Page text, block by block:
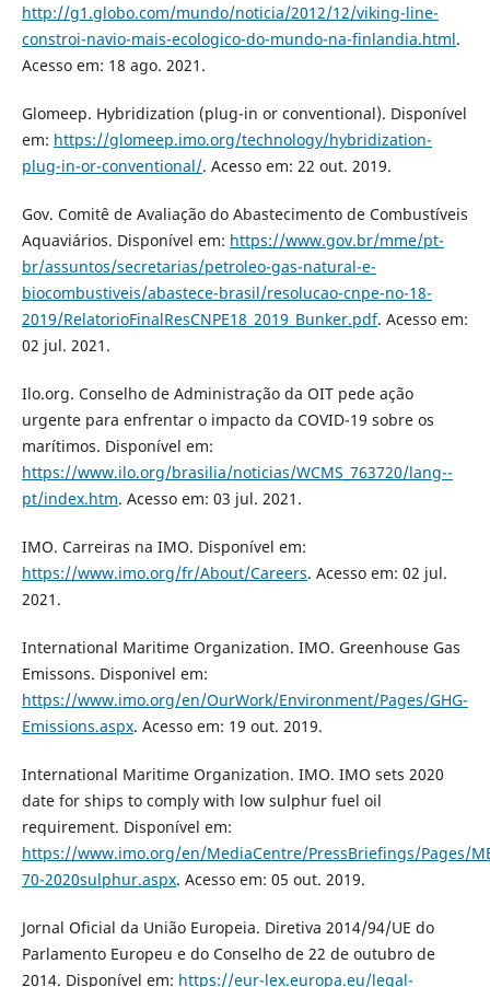
http://g1.globo.com/mundo/noticia/2012/12/viking-line-
constroi-navio-mais-ecologico-do-mundo-na-finlandia.html.
Acesso em: 18 ago. 2021.
Glomeep. Hybridization (plug-in or conventional). Disponível
em: https://glomeep.imo.org/technology/hybridization-
plug-in-or-conventional/. Acesso em: 22 out. 2019.
Gov. Comitê de Avaliação do Abastecimento de Combustíveis
Aquaviários. Disponível em: https://www.gov.br/mme/pt-
br/assuntos/secretarias/petroleo-gas-natural-e-
biocombustiveis/abastece-brasil/resolucao-cnpe-no-18-
2019/RelatorioFinalResCNPE18_2019_Bunker.pdf. Acesso em:
02 jul. 2021.
Ilo.org. Conselho de Administração da OIT pede ação
urgente para enfrentar o impacto da COVID-19 sobre os
marítimos. Disponível em:
https://www.ilo.org/brasilia/noticias/WCMS_763720/lang--
pt/index.htm. Acesso em: 03 jul. 2021.
IMO. Carreiras na IMO. Disponível em:
https://www.imo.org/fr/About/Careers. Acesso em: 02 jul.
2021.
International Maritime Organization. IMO. Greenhouse Gas
Emissons. Disponivel em:
https://www.imo.org/en/OurWork/Environment/Pages/GHG-
Emissions.aspx. Acesso em: 19 out. 2019.
International Maritime Organization. IMO. IMO sets 2020
date for ships to comply with low sulphur fuel oil
requirement. Disponível em:
https://www.imo.org/en/MediaCentre/PressBriefings/Pages/
70-2020sulphur.aspx. Acesso em: 05 out. 2019.
Jornal Oficial da União Europeia. Diretiva 2014/94/UE do
Parlamento Europeu e do Conselho de 22 de outubro de
2014. Disponível em: https://eur-lex.europa.eu/legal-